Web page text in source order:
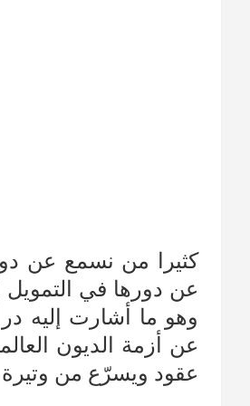
كثيرا من نسمع عن
عن دورها في التمويل
وهو ما أشارت إليه
عن أزمة الديون
عقود ويسرّع من